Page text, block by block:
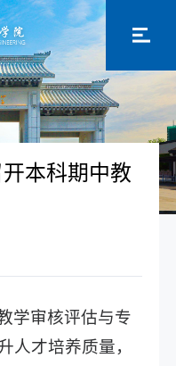
开本科期中教
学审核评估与专
人才培养质量，